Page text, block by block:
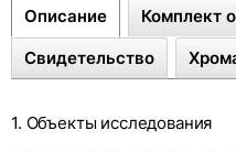
Описание Комплект
Свидетельство
1. Объекты исследования